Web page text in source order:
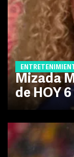
Mizada
de HOY